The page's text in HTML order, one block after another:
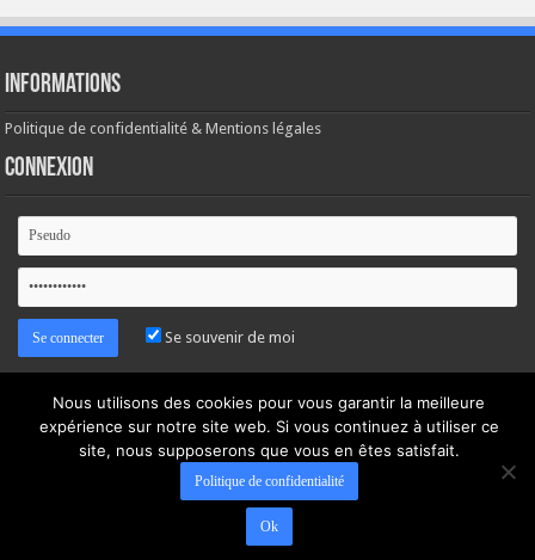
Informations
Politique de confidentialité & Mentions légales
Connexion
Se souvenir de moi
Mot de passe oublié ?
Nous utilisons des cookies pour vous garantir la meilleure
expérience sur notre site web. Si vous continuez à utiliser ce
site, nous supposerons que vous en êtes satisfait.
Politique de confidentialité
Ok